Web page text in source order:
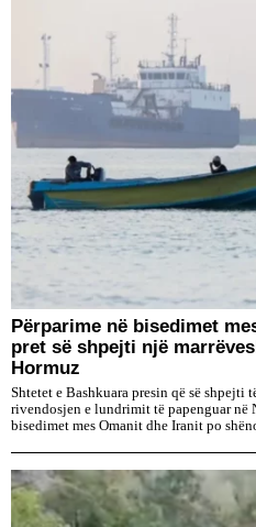
Përparime në bisedimet
pret së shpejti një
Hormuz
Shtetet e Bashkuara presin që së shpejti
rivendosjen e lundrimit të papenguar në
bisedimet mes Omanit dhe Iranit po